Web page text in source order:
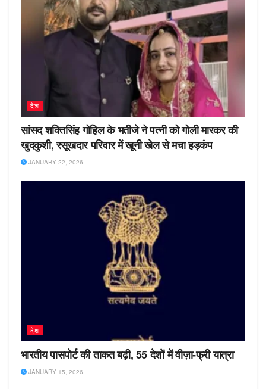
देश
सांसद शक्तिसिंह गोहिल के भतीजे ने पत्नी को गोली मारकर की
खुदकुशी, रसूखदार परिवार में खूनी खेल से मचा हड़कंप
JANUARY 22, 2026
देश
भारतीय पासपोर्ट की ताकत बढ़ी, 55 देशों में वीज़ा-फ्री यात्रा
JANUARY 15, 2026